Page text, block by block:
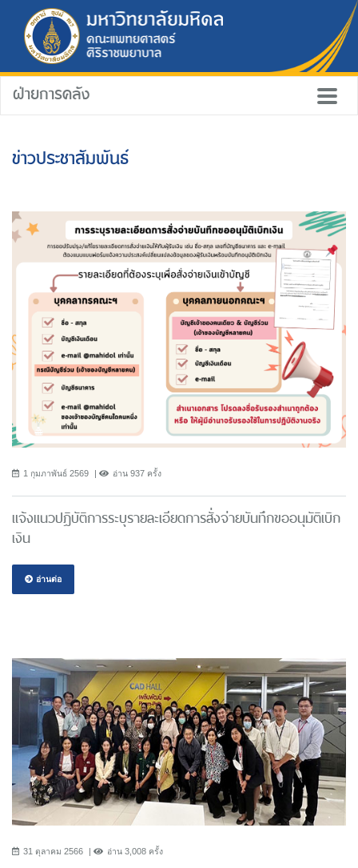
ฝ่ายการคลัง
ข่าวประชาสัมพันธ์
1 กุมภาพันธ์ 2569 อ่าน 937 ครั้ง
แจ้งแนวปฎิบัติการระบุรายละเอียดการสั่งจ่ายบันทึกขออนุมัติเบิก
เงิน
อ่านต่อ
31 ตุลาคม 2566 อ่าน 3,008 ครั้ง